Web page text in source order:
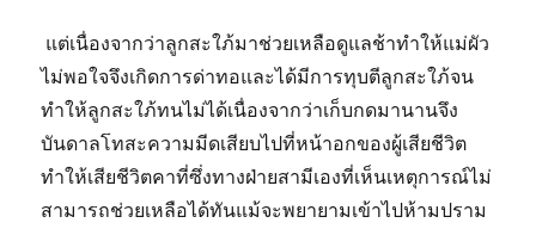
แต่เนื่องจากว่าลูกสะใภ้มาช่วยเหลือดูแลช้าทำให้แม่ผัว
ไม่พอใจจึงเกิดการด่าทอและได้มีการทุบตีลูกสะใภ้จน
ทำให้ลูกสะใภ้ทนไม่ได้เนื่องจากว่าเก็บกดมานานจึง
บันดาลโทสะความมีดเสียบไปที่หน้าอกของผู้เสียชีวิต
ทำให้เสียชีวิตคาที่ซึ่งทางฝ่ายสามีเองที่เห็นเหตุการณ์ไม่
สามารถช่วยเหลือได้ทันแม้จะพยายามเข้าไปห้ามปราม